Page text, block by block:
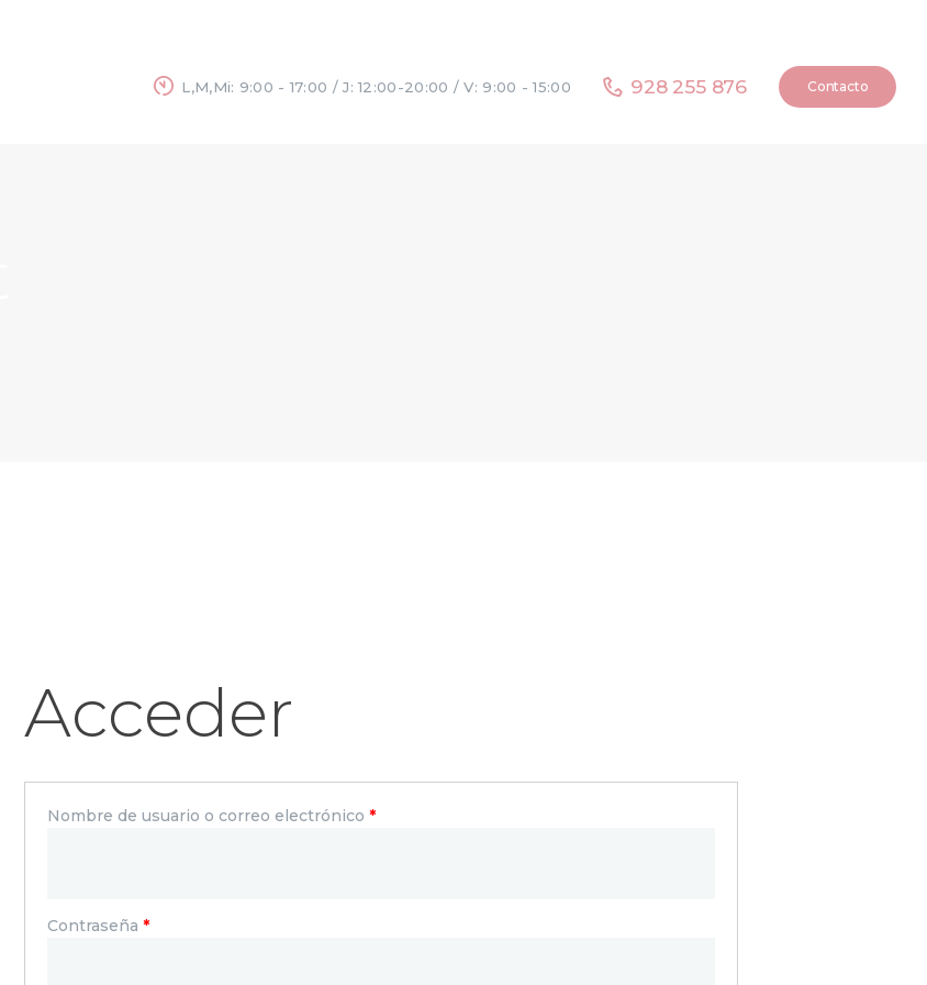
L,M,Mi: 9:00 - 17:00 / J: 12:00-20:00 / V: 9:00 - 15:00 928 255 876 Contacto
NOSOTROS
Acceder
Nombre de usuario o correo electrónico *
Contraseña *